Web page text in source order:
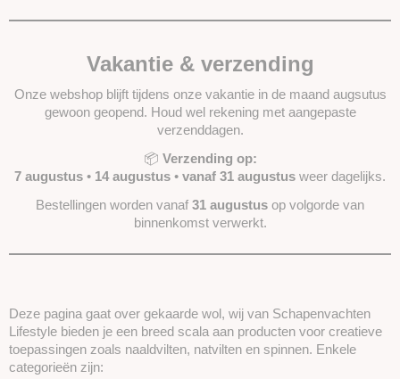
Vakantie & verzending
Onze webshop blijft tijdens onze vakantie in de maand augsutus
gewoon geopend. Houd wel rekening met aangepaste
verzenddagen.
📦 Verzending op:
7 augustus • 14 augustus • vanaf 31 augustus weer dagelijks.
Bestellingen worden vanaf 31 augustus op volgorde van
binnenkomst verwerkt.
Deze pagina gaat over gekaarde wol, wij van Schapenvachten
Lifestyle bieden je een breed scala aan producten voor creatieve
toepassingen zoals naaldvilten, natvilten en spinnen. Enkele
categorieën zijn: